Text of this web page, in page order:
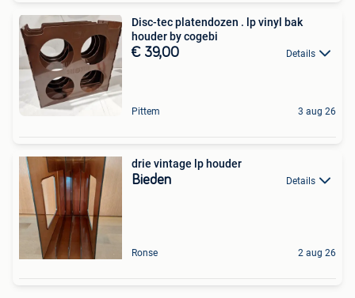
Disc-tec platendozen . lp vinyl bak
houder by cogebi
€ 39,00 Details
Pittem 3 aug 26
drie vintage lp houder
Bieden Details
Ronse 2 aug 26